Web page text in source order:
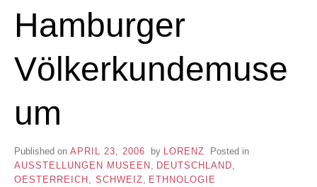
Hamburger
Völkerkundemuse
um
Published on APRIL 23, 2006 by LORENZ
Posted in
AUSSTELLUNGEN MUSEEN
DEUTSCHLAND,
OESTERREICH, SCHWEIZ
ETHNOLOGIE